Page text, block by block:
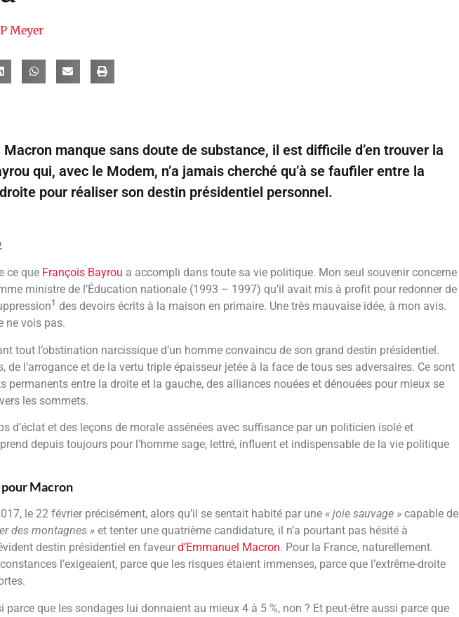
Meyer
Macron manque sans doute de substance, il est difficile d’en trouver la
qui, avec le Modem, n’a jamais cherché qu’à se faufiler entre la
pour réaliser son destin présidentiel personnel.
ce que François Bayrou a accompli dans toute sa vie politique. Mon seul souvenir concerne
ministre de l’Éducation nationale (1993 – 1997) qu’il avait mis à profit pour redonner de
1 des devoirs écrits à la maison en primaire. Une très mauvaise idée, à mon avis.
ne vois pas.
tout l’obstination narcissique d’un homme convaincu de son grand destin présidentiel.
de l’arrogance et de la vertu triple épaisseur jetée à la face de tous ses adversaires. Ce sont
permanents entre la droite et la gauche, des alliances nouées et dénouées pour mieux se
les sommets.
d’éclat et des leçons de morale assénées avec suffisance par un politicien isolé et
depuis toujours pour l’homme sage, lettré, influent et indispensable de la vie politique
pour Macron
le 22 février précisément, alors qu’il se sentait habité par une « joie sauvage » capable de
des montagnes » et tenter une quatrième candidature, il n’a pourtant pas hésité à
destin présidentiel en faveur d’Emmanuel Macron. Pour la France, naturellement.
l’exigeaient, parce que les risques étaient immenses, parce que l’extrême-droite
parce que les sondages lui donnaient au mieux 4 à 5 %, non ? Et peut-être aussi parce que